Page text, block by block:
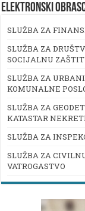
ELEKTRONSKI
SLUŽBA ZA
SLUŽBA ZA
SOCIJALNU
SLUŽBA ZA
KOMUNALNE
SLUŽBA ZA
KATASTAR
SLUŽBA ZA
SLUŽBA ZA
VATROGASTVO